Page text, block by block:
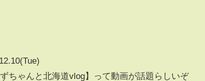
ちゃんと北海道vlog】って動画が話題らしいぞ